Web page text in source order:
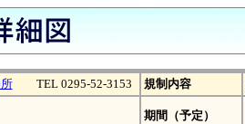
TEL 0295-52-3153 規制内容
期間（予定）